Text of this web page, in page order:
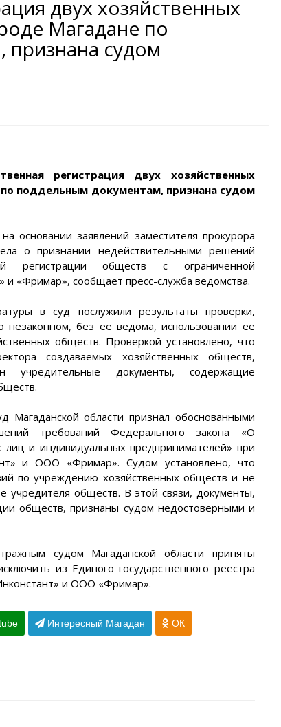
карта
о Колыме
экрана. Заставки
Кинохроника Магадана
УМВД
двух хозяйственных
Магадане по
судом
регистрация двух хозяйственных
поддельным документам, признана судом
основании заявлений заместителя прокурора
о признании недействительными решений
регистрации обществ с ограниченной
и «Фримар», сообщает пресс-служба ведомства.
в суд послужили результаты проверки,
без ее ведома, использовании ее
обществ. Проверкой установлено, что
создаваемых хозяйственных обществ,
учредительные документы, содержащие
области признал обоснованными
требований Федерального закона «О
лиц и индивидуальных предпринимателей» при
и ООО «Фримар». Судом установлено, что
по учреждению хозяйственных обществ и не
учредителя обществ. В этой связи, документы,
обществ, признаны судом недостоверными и
судом Магаданской области приняты
из Единого государственного реестра
и ООО «Фримар».
Интересный Магадан ОК